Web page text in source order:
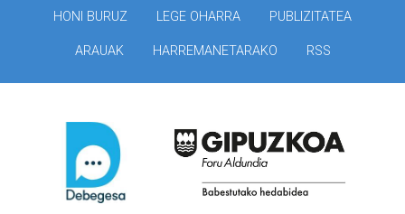
HONI BURUZ LEGE OHARRA PUBLIZITATEA
ARAUAK HARREMANETARAKO RSS